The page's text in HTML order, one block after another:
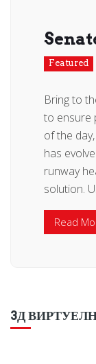
Featured
Bring to
to ensure
of the
has
runway
solution.
Read
3Д